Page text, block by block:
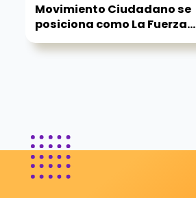
Movimiento Ciudadano se
posiciona como La Fuerza...